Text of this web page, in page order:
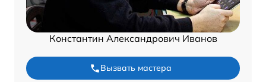
Константин Александрович Иванов
Вызвать мастера